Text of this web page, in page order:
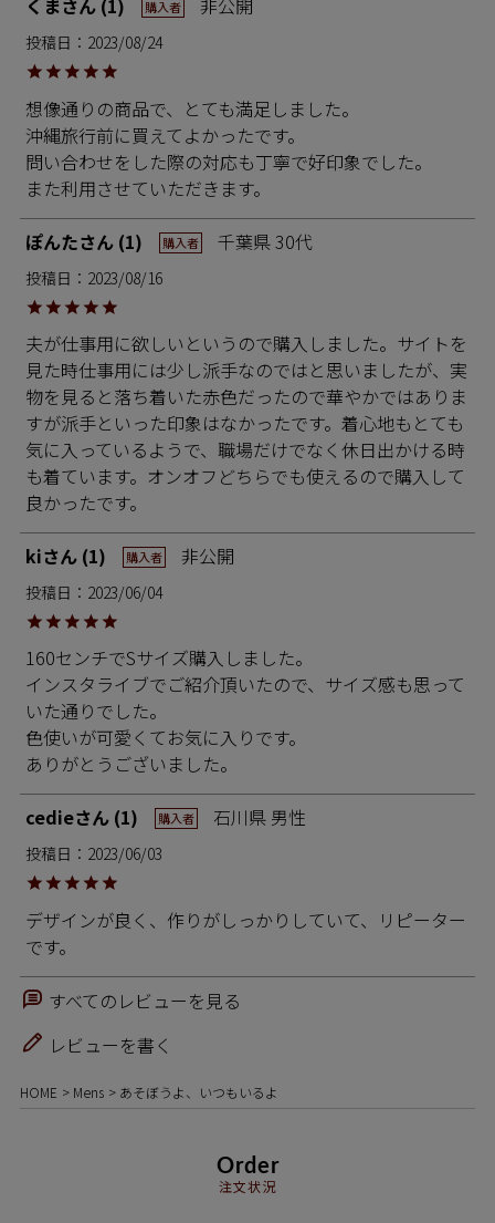
くま 1 購入者 非公開
投稿日 2023/08/24
想像通りの商品で、とても満足しました。
沖縄旅行前に買えてよかったです。
問い合わせをした際の対応も丁寧で好印象でした。
また利用させていただきます。
ぽんた 1 購入者 千葉県30代
投稿日 2023/08/16
夫が仕事用に欲しいというので購入しました。サイトを
見た時仕事用には少し派手なのではと思いましたが、実
物を見ると落ち着いた赤色だったので華やかではありま
すが派手といった印象はなかったです。着心地もとても
気に入っているようで、職場だけでなく休日出かける時
も着ています。オンオフどちらでも使えるので購入して
良かったです。
ki 1 購入者 非公開
投稿日 2023/06/04
160センチでSサイズ購入しました。
インスタライブでご紹介頂いたので、サイズ感も思って
いた通りでした。
色使いが可愛くてお気に入りです。
ありがとうございました。
cedie 1 購入者 石川県 男性
投稿日 2023/06/03
デザインが良く、作りがしっかりしていて、リピーター
です。
すべてのレビューを見る
レビューを書く
HOME Mens あそぼうよ、いつもいるよ
Order
注文状況